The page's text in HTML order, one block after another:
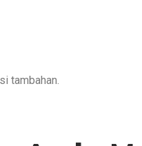
tambahan.